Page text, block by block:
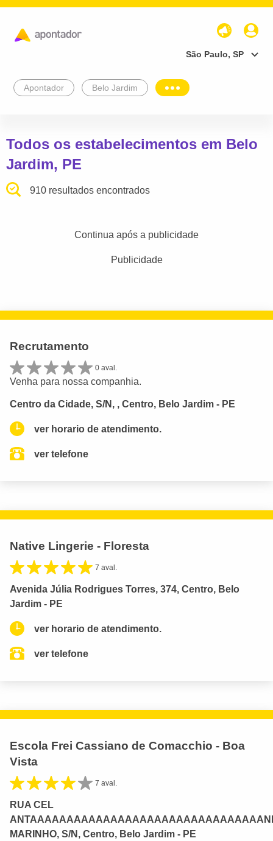
São Paulo, SP
Apontador Belo Jardim
Todos os estabelecimentos em Belo
Jardim, PE
910 resultados encontrados
Continua após a publicidade
Publicidade
Recrutamento
0 aval.
Venha para nossa companhia.
Centro da Cidade, S/N, , Centro, Belo Jardim - PE
ver horario de atendimento.
ver telefone
Native Lingerie - Floresta
7 aval.
Avenida Júlia Rodrigues Torres, 374, Centro, Belo
Jardim - PE
ver horario de atendimento.
ver telefone
Escola Frei Cassiano de Comacchio - Boa
Vista
7 aval.
RUA CEL
MARINHO, S/N, Centro, Belo Jardim - PE